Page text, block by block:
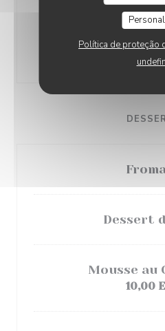
Política de proteção
Quenelles de
25,00
Dessert
Mousse au
10,00